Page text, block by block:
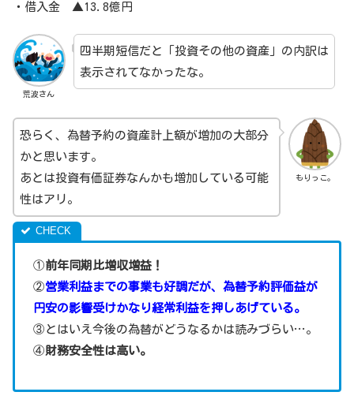
・借入金 ▲13.8億円
荒波さん
四半期短信だと「投資その他の資産」の内訳は
表示されてなかったな。
もりっこ。
恐らく、為替予約の資産計上額が増加の大部分
かと思います。
あとは投資有価証券なんかも増加している可能
性はアリ。
①前年同期比増収増益！
②営業利益までの事業も好調だが、為替予約評価益が
円安の影響受けかなり経常利益を押しあげている。
③とはいえ今後の為替がどうなるかは読みづらい…。
④財務安全性は高い。